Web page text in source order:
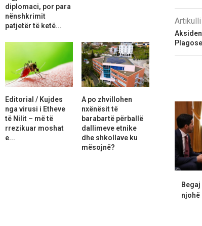
njohë
diplomaci, por para
nënshkrimit
patjetër të ketë...
Editorial / Kujdes
nga virusi i Etheve
të Nilit – më të
rrezikuar moshat
e...
A po zhvillohen
nxënësit të
barabartë përballë
dallimeve etnike
dhe shkollave ku
mësojnë?